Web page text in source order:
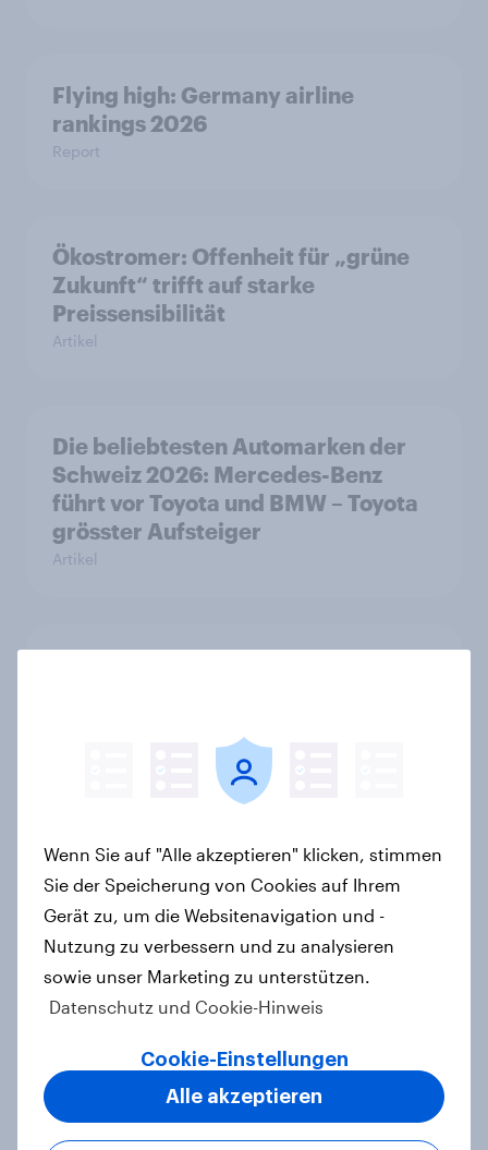
Flying high: Germany airline
rankings 2026
Report
Ökostromer: Offenheit für „grüne
Zukunft“ trifft auf starke
Preissensibilität
Artikel
Die beliebtesten Automarken der
Schweiz 2026: Mercedes-Benz
führt vor Toyota und BMW – Toyota
grösster Aufsteiger
Artikel
größter Aufsteiger
Artikel
Auto rankings 2026 Germany:
Driving brand preference
Report
2026 für Marken jetzt schon
entscheidend ist
Artikel
Wenn Sie auf "Alle akzeptieren" klicken, stimmen
Sie der Speicherung von Cookies auf Ihrem
Gerät zu, um die Websitenavigation und -
Nutzung zu verbessern und zu analysieren
sowie unser Marketing zu unterstützen.
Datenschutz und Cookie-Hinweis
Cookie-Einstellungen
Alle akzeptieren